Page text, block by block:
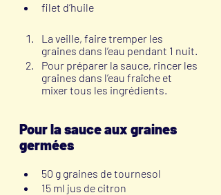
filet d’huile
La veille, faire tremper les
graines dans l’eau pendant 1 nuit.
Pour préparer la sauce, rincer les
graines dans l’eau fraîche et
mixer tous les ingrédients.
Pour la sauce aux graines
germées
50 g graines de tournesol
15 ml jus de citron